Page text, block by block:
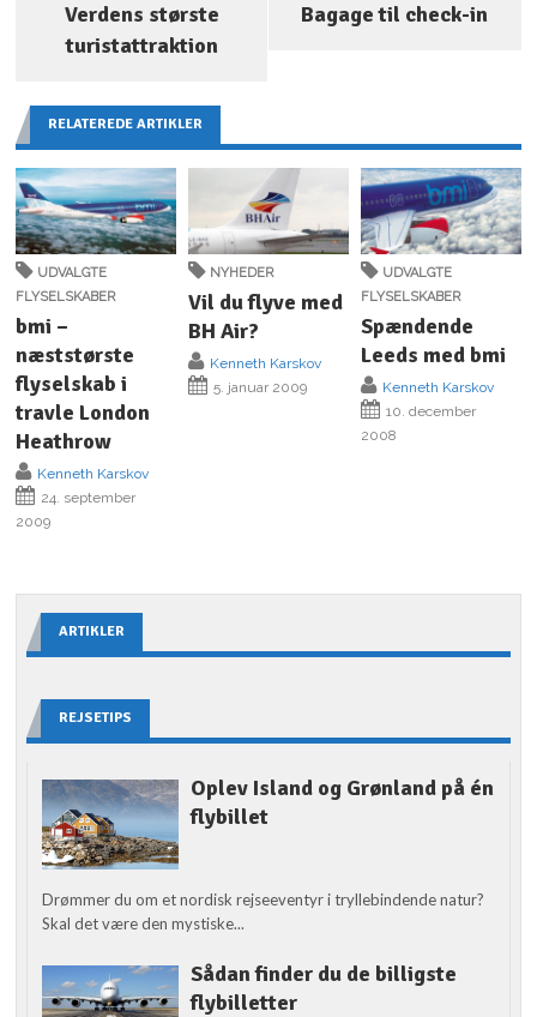
Verdens største
turistattraktion
Bagage til check-in
RELATEREDE ARTIKLER
UDVALGTE
FLYSELSKABER
bmi –
næststørste
flyselskab i
travle London
Heathrow
Kenneth Karskov
24. september
2009
NYHEDER
Vil du flyve med
BH Air?
Kenneth Karskov
5. januar 2009
UDVALGTE
FLYSELSKABER
Spændende
Leeds med bmi
Kenneth Karskov
10. december
2008
ARTIKLER
REJSETIPS
Oplev Island og Grønland på én
flybillet
Drømmer du om et nordisk rejseeventyr i tryllebindende natur?
Skal det være den mystiske...
Sådan finder du de billigste
flybilletter